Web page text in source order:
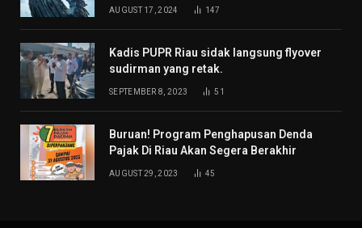
AUGUST 17, 2024 147
Kadis PUPR Riau sidak langsung flyover
sudirman yang retak.
SEPTEMBER 8, 2023 51
Buruan! Program Penghapusan Denda
Pajak Di Riau Akan Segera Berakhir
AUGUST 29, 2023 45